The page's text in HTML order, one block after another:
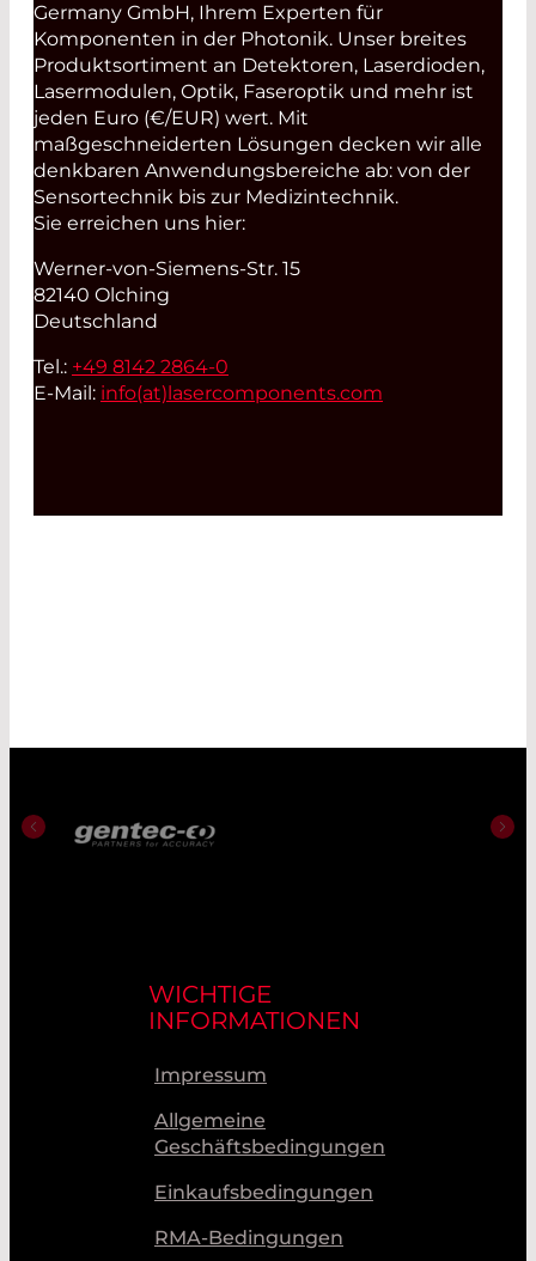
Germany GmbH, Ihrem Experten für
Komponenten in der Photonik. Unser breites
Produktsortiment an Detektoren, Laserdioden,
Lasermodulen, Optik, Faseroptik und mehr ist
jeden Euro (€/EUR) wert. Mit
maßgeschneiderten Lösungen decken wir alle
denkbaren Anwendungsbereiche ab: von der
Sensortechnik bis zur Medizintechnik.
Sie erreichen uns hier:
Werner-von-Siemens-Str. 15
82140 Olching
Deutschland
Tel.: +49 8142 2864-0
E-Mail: info(at) lasercomponents.com
WICHTIGE
INFORMATIONEN
Impressum
Allgemeine
Geschäftsbedingungen
Einkaufsbedingungen
RMA-Bedingungen